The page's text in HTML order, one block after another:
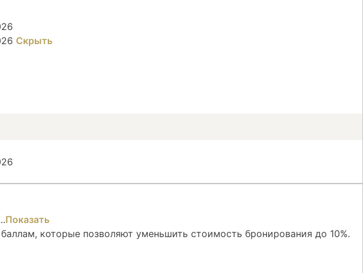
Скрыть
Показать
которые позволяют уменьшить стоимость бронирования до 10%.